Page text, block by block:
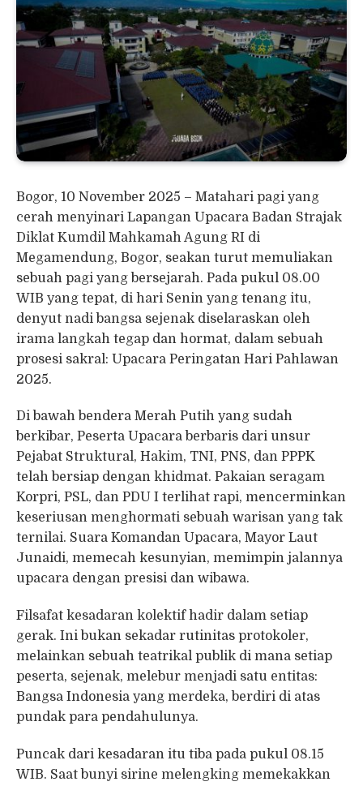
Bogor, 10 November 2025 – Matahari pagi yang
cerah menyinari Lapangan Upacara Badan Strajak
Diklat Kumdil Mahkamah Agung RI di
Megamendung, Bogor, seakan turut memuliakan
sebuah pagi yang bersejarah. Pada pukul 08.00
WIB yang tepat, di hari Senin yang tenang itu,
denyut nadi bangsa sejenak diselaraskan oleh
irama langkah tegap dan hormat, dalam sebuah
prosesi sakral: Upacara Peringatan Hari Pahlawan
2025.
Di bawah bendera Merah Putih yang sudah
berkibar, Peserta Upacara berbaris dari unsur
Pejabat Struktural, Hakim, TNI, PNS, dan PPPK
telah bersiap dengan khidmat. Pakaian seragam
Korpri, PSL, dan PDU I terlihat rapi, mencerminkan
keseriusan menghormati sebuah warisan yang tak
ternilai. Suara Komandan Upacara, Mayor Laut
Junaidi, memecah kesunyian, memimpin jalannya
upacara dengan presisi dan wibawa.
Filsafat kesadaran kolektif hadir dalam setiap
gerak. Ini bukan sekadar rutinitas protokoler,
melainkan sebuah teatrikal publik di mana setiap
peserta, sejenak, melebur menjadi satu entitas:
Bangsa Indonesia yang merdeka, berdiri di atas
pundak para pendahulunya.
Puncak dari kesadaran itu tiba pada pukul 08.15
WIB. Saat bunyi sirine melengking memekakkan